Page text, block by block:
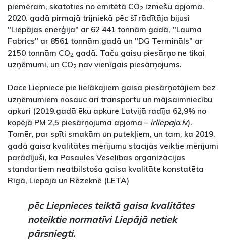
piemēram, skatoties no emitētā CO2 izmešu apjoma.
2020. gadā pirmajā trijniekā pēc šī rādītāja bijusi
"Liepājas enerģija" ar 62 441 tonnām gadā, "Lauma
Fabrics" ar 8561 tonnām gadā un "DG Termināls" ar
2150 tonnām CO2 gadā. Taču gaisu piesārņo ne tikai
uzņēmumi, un CO2 nav vienīgais piesārņojums.
Dace Liepniece pie lielākajiem gaisa piesārņotājiem bez
uzņēmumiem nosauc arī transportu un mājsaimniecību
apkuri (2019.gadā ēku apkure Latvijā radīja 62,9% no
kopējā PM 2,5 piesārņojuma apjoma – irliepaja.lv).
Tomēr, par spīti smakām un putekļiem, un tam, ka 2019.
gadā gaisa kvalitātes mērījumu stacijās veiktie mērījumi
parādījuši, ka Pasaules Veselības organizācijas
standartiem neatbilstoša gaisa kvalitāte konstatēta
Rīgā, Liepājā un Rēzeknē (LETA)
pēc Liepnieces teiktā gaisa kvalitātes
noteiktie normatīvi Liepājā netiek
pārsniegti.